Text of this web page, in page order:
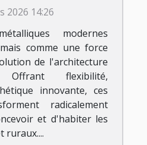
?2026 14:26
modernes
comme une force
de l'architecture
Offrant flexibilité,
innovante, ces
radicalement
et d'habiter les
ruraux....